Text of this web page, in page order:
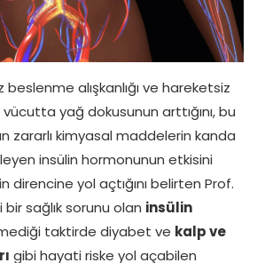
beslenme alışkanlığı ve hareketsiz
yağ dokusunun arttığını, bu
zararlı kimyasal maddelerin kanda
insülin hormonunun etkisini
direncine yol açtığını belirten Prof.
bir sağlık sorunu olan insülin
taktirde diyabet ve kalp ve
gibi hayati riske yol açabilen